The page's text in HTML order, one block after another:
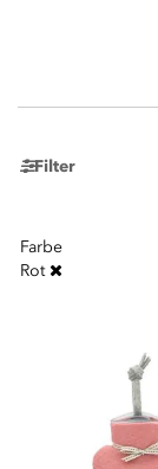
Filter
Farbe
Rot